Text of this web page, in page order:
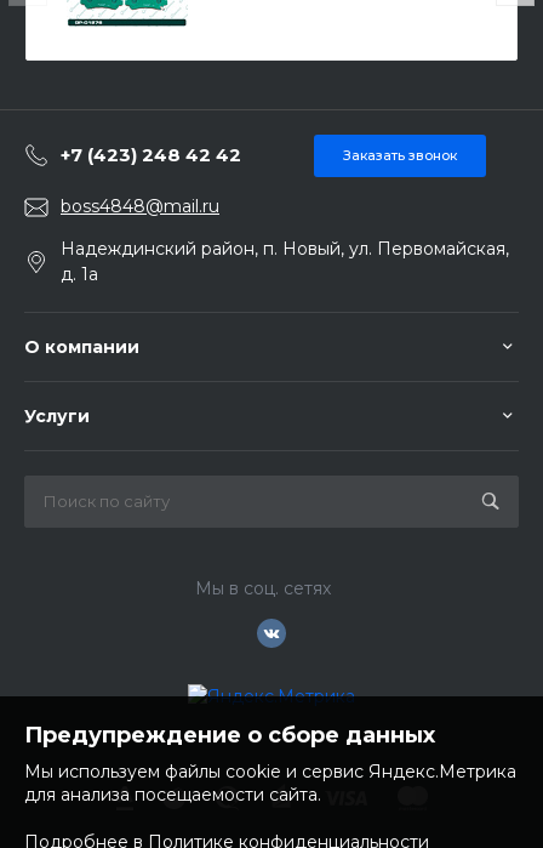
+7 (423) 248 42 42 Заказать звонок
boss4848@mail.ru
Надеждинский район, п. Новый, ул. Первомайская,
д. 1а
О компании
Услуги
Мы в соц. сетях
Предупреждение о сборе данных
Мы используем файлы cookie и сервис Яндекс.Метрика
для анализа посещаемости сайта.
Подробнее в Политике конфиденциальности